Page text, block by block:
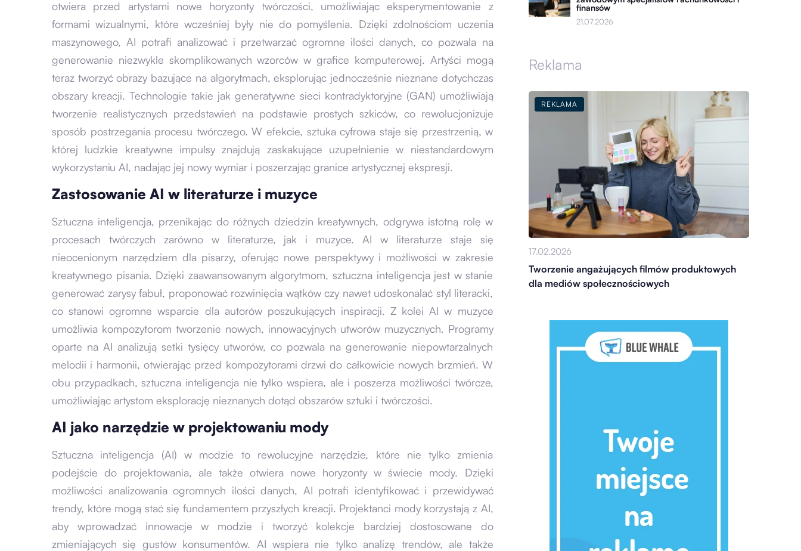
otwiera przed artystami nowe horyzonty twórczości, umożliwiając eksperymentowanie z
formami wizualnymi, które wcześniej były nie do pomyślenia. Dzięki zdolnościom uczenia
maszynowego, AI potrafi analizować i przetwarzać ogromne ilości danych, co pozwala na
generowanie niezwykle skomplikowanych wzorców w grafice komputerowej. Artyści mogą
teraz tworzyć obrazy bazujące na algorytmach, eksplorując jednocześnie nieznane dotychczas
obszary kreacji. Technologie takie jak generatywne sieci kontradyktoryjne (GAN) umożliwiają
tworzenie realistycznych przedstawień na podstawie prostych szkiców, co rewolucjonizuje
sposób postrzegania procesu twórczego. W efekcie, sztuka cyfrowa staje się przestrzenią, w
której ludzkie kreatywne impulsy znajdują zaskakujące uzupełnienie w niestandardowym
wykorzystaniu AI, nadając jej nowy wymiar i poszerzając granice artystycznej ekspresji.
Zastosowanie AI w literaturze i muzyce
Sztuczna inteligencja, przenikając do różnych dziedzin kreatywnych, odgrywa istotną rolę w
procesach twórczych zarówno w literaturze, jak i muzyce. AI w literaturze staje się
nieocenionym narzędziem dla pisarzy, oferując nowe perspektywy i możliwości w zakresie
kreatywnego pisania. Dzięki zaawansowanym algorytmom, sztuczna inteligencja jest w stanie
generować zarysy fabuł, proponować rozwinięcia wątków czy nawet udoskonalać styl literacki,
co stanowi ogromne wsparcie dla autorów poszukujących inspiracji. Z kolei AI w muzyce
umożliwia kompozytorom tworzenie nowych, innowacyjnych utworów muzycznych. Programy
oparte na AI analizują setki tysięcy utworów, co pozwala na generowanie niepowtarzalnych
melodii i harmonii, otwierając przed kompozytorami drzwi do całkowicie nowych brzmień. W
obu przypadkach, sztuczna inteligencja nie tylko wspiera, ale i poszerza możliwości twórcze,
umożliwiając artystom eksplorację nieznanych dotąd obszarów sztuki i twórczości.
AI jako narzędzie w projektowaniu mody
Sztuczna inteligencja (AI) w modzie to rewolucyjne narzędzie, które nie tylko zmienia
podejście do projektowania, ale także otwiera nowe horyzonty w świecie mody. Dzięki
możliwości analizowania ogromnych ilości danych, AI potrafi identyfikować i przewidywać
trendy, które mogą stać się fundamentem przyszłych kreacji. Projektanci mody korzystają z AI,
aby wprowadzać innowacje w modzie i tworzyć kolekcje bardziej dostosowane do
zmieniających się gustów konsumentów. AI wspiera nie tylko analizę trendów, ale także
finansów
21.07.2026
Reklama
REKLAMA
17.02.2026
Tworzenie angażujących filmów produktowych
dla mediów społecznościowych